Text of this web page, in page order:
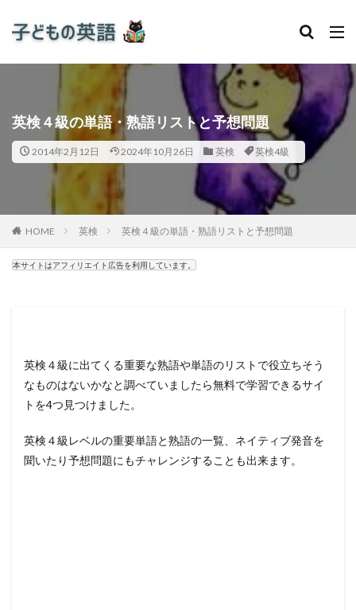
英検４級の単語・熟語リストと予想問題
2014年2月12日 2024年10月26日 英検 英検4級
HOME 英検 英検４級の単語・熟語リストと予想問題
本サイトはアフィリエイト広告を利用しています。
英検４級に出てくる重要な熟語や単語のリストで役立ちそう
なものはないかなと調べていましたら無料で学習できるサイ
トを4つ見つけました。
英検４級レベルの重要単語と熟語の一覧、ネイティブ発音を
聞いたり予想問題にもチャレンジすることも出来ます。